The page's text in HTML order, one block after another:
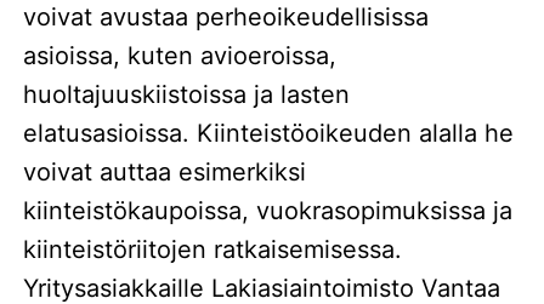
voivat avustaa perheoikeudellisissa
asioissa, kuten avioeroissa,
huoltajuuskiistoissa ja lasten
elatusasioissa. Kiinteistöoikeuden alalla he
voivat auttaa esimerkiksi
kiinteistökaupoissa, vuokrasopimuksissa ja
kiinteistöriitojen ratkaisemisessa.
Yritysasiakkaille Lakiasiaintoimisto Vantaa